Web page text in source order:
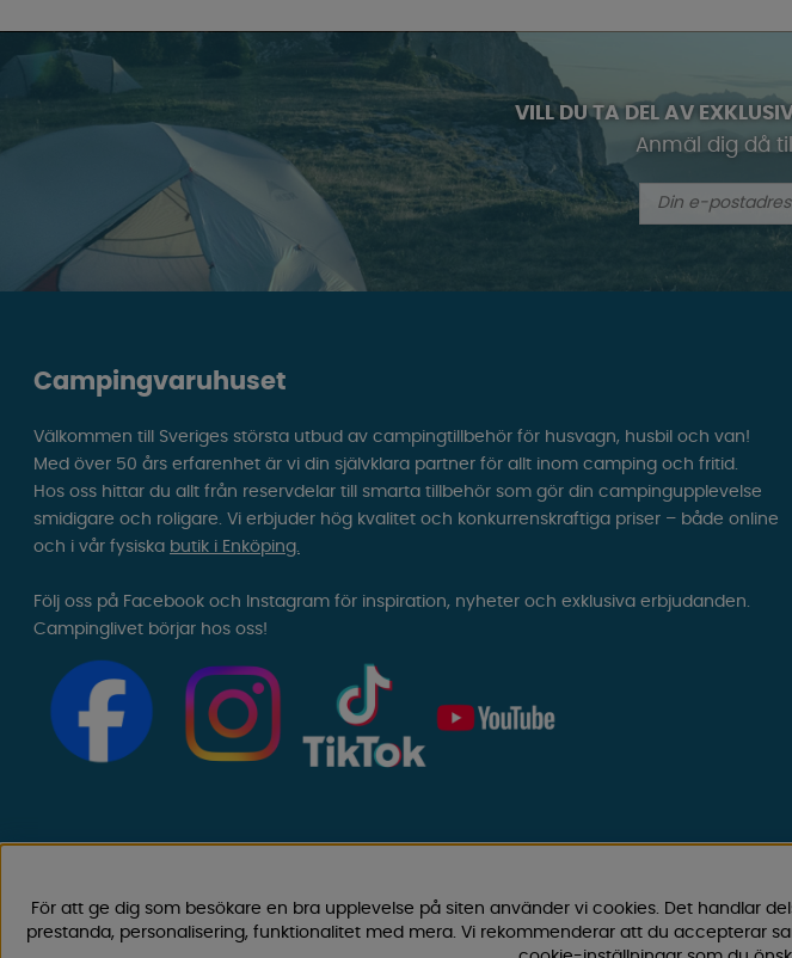
VILL DU TA DEL AV
Anmäl dig då
Campingvaruhuset
Välkommen till Sveriges största utbud av campingtillbehör för husvagn, husbil och van!
Med över 50 års erfarenhet är vi din självklara partner för allt inom camping och fritid.
Hos oss hittar du allt från reservdelar till smarta tillbehör som gör din campingupplevelse
smidigare och roligare. Vi erbjuder hög kvalitet och konkurrenskraftiga priser – både online
och i vår fysiska butik i Enköping.
Följ oss på Facebook och Instagram för inspiration, nyheter och exklusiva erbjudanden.
Campinglivet börjar hos oss!
För att ge dig som besökare en bra upplevelse på siten använder vi cookies. Det handlar
prestanda, personalisering, funktionalitet med mera. Vi rekommenderar att du accepterar